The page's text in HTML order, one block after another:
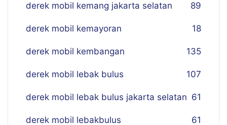
derek mobil kemang jakarta selatan 89
derek mobil kemayoran 18
derek mobil kembangan 135
derek mobil lebak bulus 107
derek mobil lebak bulus jakarta selatan 61
derek mobil lebakbulus 61